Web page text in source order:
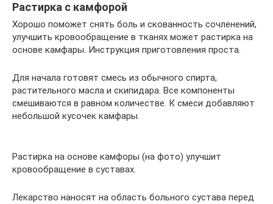
Растирка с камфорой
Хорошо поможет снять боль и скованность сочленений,
улучшить кровообращение в тканях может растирка на
основе камфары. Инструкция приготовления проста.
Для начала готовят смесь из обычного спирта,
растительного масла и скипидара. Все компоненты
смешиваются в равном количестве. К смеси добавляют
небольшой кусочек камфары.
Растирка на основе камфоры (на фото) улучшит
кровообращение в суставах.
Лекарство наносят на область больного сустава перед